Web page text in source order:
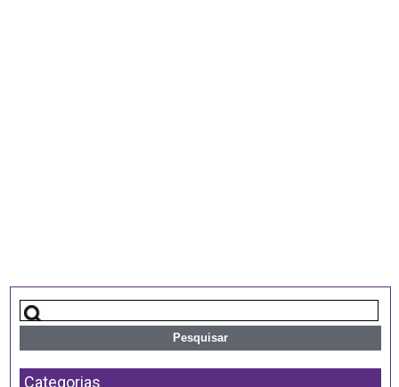
Categorias